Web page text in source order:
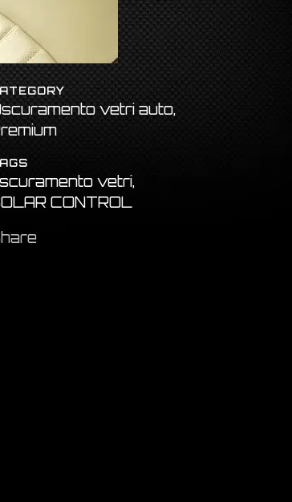
vetri auto,
vetri,
CONTROL